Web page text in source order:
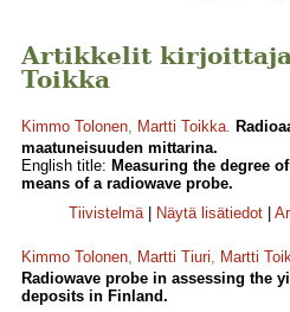
Artikkelit
Toikka
Kimmo Tolonen, Martti Toikka.
maatuneisuuden mittarina.
English title: Measuring the degree
means of a radiowave probe.
Tiivistelmä| Näytä lisätiedot
Kimmo Tolonen, Martti Tiuri, Martti
Radiowave probe in assessing the
deposits in Finland.